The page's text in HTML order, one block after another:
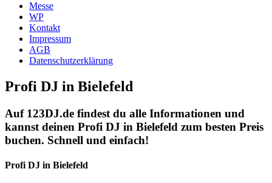
Messe
WP
Kontakt
Impressum
AGB
Datenschutzerklärung
Profi DJ in Bielefeld
Auf 123DJ.de findest du alle Informationen und
kannst deinen Profi DJ in Bielefeld zum besten Preis
buchen. Schnell und einfach!
Profi DJ in Bielefeld